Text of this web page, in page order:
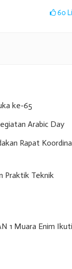
60
ke-65
Arabic Day
Rapat
Praktik Teknik
1 Muara Enim Ikuti